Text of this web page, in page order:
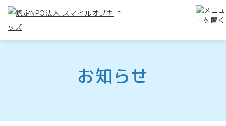
-
お知らせ